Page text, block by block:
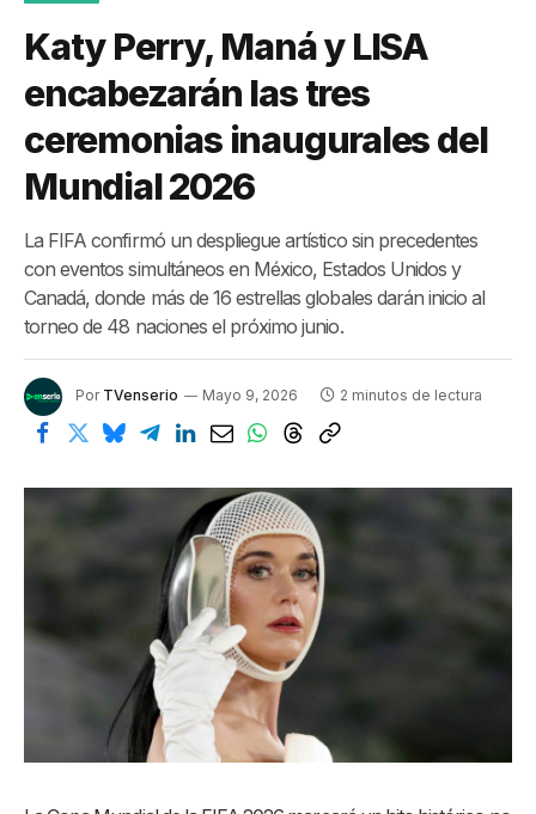
Katy Perry, Maná y LISA
encabezarán las tres
ceremonias inaugurales del
Mundial 2026
La FIFA confirmó un despliegue artístico sin precedentes
con eventos simultáneos en México, Estados Unidos y
Canadá, donde más de 16 estrellas globales darán inicio al
torneo de 48 naciones el próximo junio.
Por TVenserio Mayo 9, 2026 2 minutos de lectura